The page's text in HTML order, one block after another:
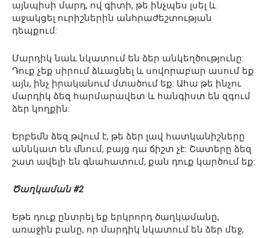
այնպիսի մարդ, ով գիտի, թե ինչպես լսել և
աջակցել ուրիշներին անհրաժեշտության
դեպքում:
Մարդիկ նաև նկատում են ձեր անկեղծությունը:
Դուք չեք սիրում ձևացնել և սովորաբար ասում եք
այն, ինչ իրականում մտածում եք: Ահա թե ինչու
մարդիկ ձեզ հարմարավետ և հանգիստ են զգում
ձեր կողքին:
Երբեմն ձեզ թվում է, թե ձեր լավ հատկանիշները
աննկատ են մնում, բայց դա ճիշտ չէ: Շատերը ձեզ
շատ ավելի են գնահատում, քան դուք կարծում եք:
Ծաղկաման #2
Եթե դուք ընտրել եք երկրորդ ծաղկամանը,
առաջին բանը, որ մարդիկ նկատում են ձեր մեջ,